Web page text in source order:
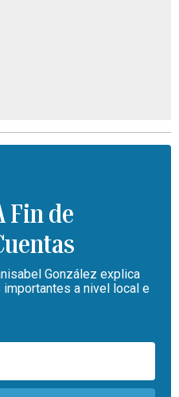
Fin de
González explica
a nivel local e